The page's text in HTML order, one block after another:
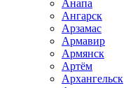
Анапа
Ангарск
Арзамас
Армавир
Армянск
Артём
Архангельск